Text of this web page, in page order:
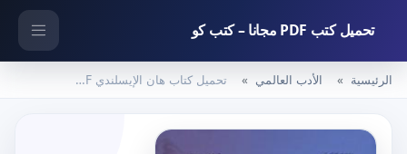
تحميل كتب PDF مجانا – كتب كو
الرئيسية الأدب العالمي تحميل كتاب هان الإيسلندي PDF تأليف فيكتور هوجو مجانا [كامل]